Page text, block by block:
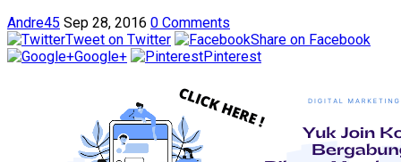
Andre45 Sep 28, 2016 0 Comments
Tweet on Twitter
Share on Facebook
Google+
Pinterest